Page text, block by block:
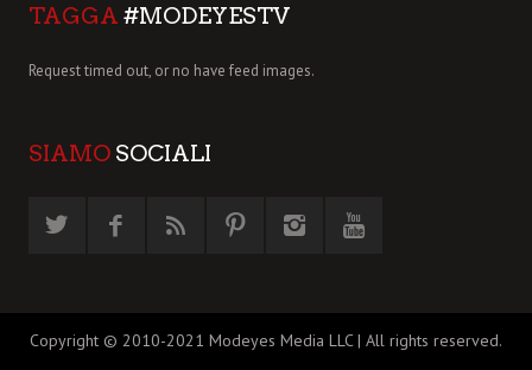
TAGGA #MODEYESTV
Request timed out, or no have feed images.
SIAMO SOCIALI
Copyright © 2010-2021 Modeyes Media LLC | All rights reserved.